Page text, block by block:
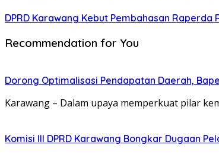
DPRD Karawang Kebut Pembahasan
Recommendation for You
Dorong Optimalisasi Pendapatan Daerah,
Karawang – Dalam upaya memperkuat pilar
Komisi III DPRD Karawang Bongkar Dugaan